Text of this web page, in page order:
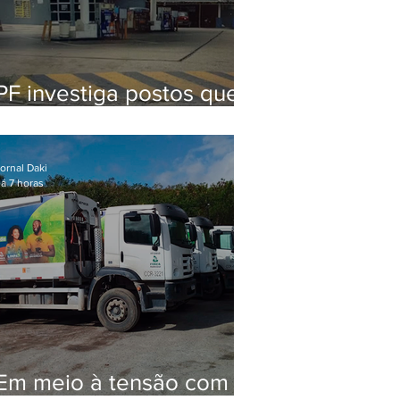
investiga postos que
de secretário
em 2020
meio à tensão com
Daki
7 horas